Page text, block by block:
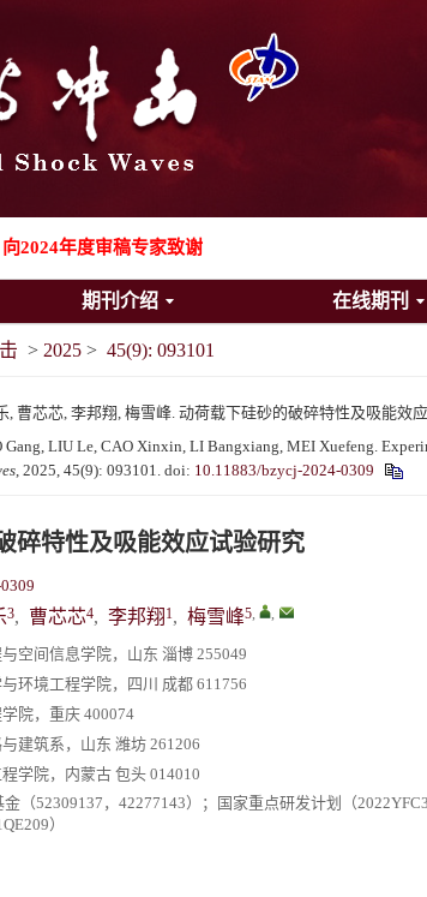
尺度断裂专题征稿启事
水问题专题征稿启事
向2024年度审稿专家致谢
2025年度优秀名单
期刊介绍 在线期刊
> 2025 > 45(9): 093101
, 曹芯芯, 李邦翔, 梅雪峰. 动荷载下硅砂的破碎特性及吸能效
Gang, LIU Le, CAO Xinxin, LI Bangxiang, MEI Xuefeng.
, 2025, 45(9): 093101. doi: 10.11883/bzycj-2024-0309
碎特性及吸能效应试验研究
3, 曹芯芯4, 李邦翔 1, 梅雪峰5, ,
空间信息学院，山东 淄博 255049
环境工程学院，四川 成都 611756
院，重庆 400074
建筑系，山东 潍坊 261206
学院，内蒙古 包头 014010
金（52309137，42277143）；国家重点研发计划（
）